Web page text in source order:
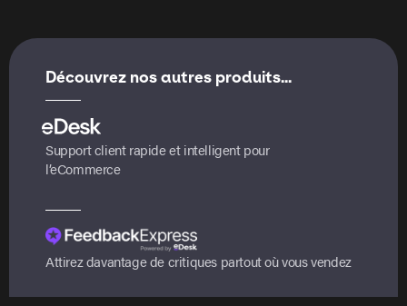
Découvrez nos autres produits...
Support client rapide et intelligent pour
l’eCommerce
Attirez davantage de critiques partout où vous vendez